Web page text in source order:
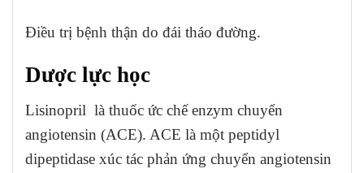
Điều trị bệnh thận do đái tháo đường.
Dược lực học
Lisinopril là thuốc ức chế enzym chuyển
angiotensin (ACE). ACE là một peptidyl
dipeptidase xúc tác phản ứng chuyển angiotensin